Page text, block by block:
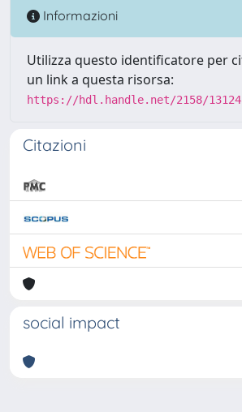
Informazioni
Utilizza questo identificatore per
un link a questa risorsa:
https://hdl.handle.net/2158/
Citazioni
social impact